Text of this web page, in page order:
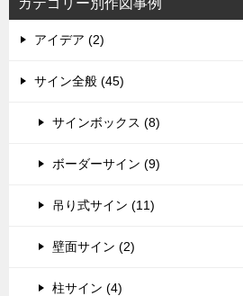
カテゴリー別作図事例
アイデア (2)
サイン全般 (45)
サインボックス (8)
ボーダーサイン (9)
吊り式サイン (11)
壁面サイン (2)
柱サイン (4)